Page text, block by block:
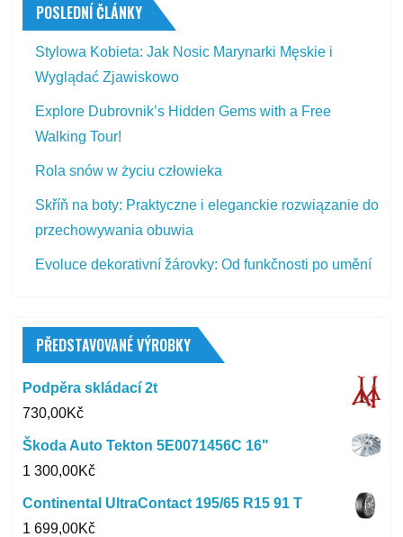
POSLEDNÍ ČLÁNKY
Stylowa Kobieta: Jak Nosic Marynarki Męskie i
Wyglądać Zjawiskowo
Explore Dubrovnik’s Hidden Gems with a Free
Walking Tour!
Rola snów w życiu człowieka
Skříň na boty: Praktyczne i eleganckie rozwiązanie do
przechowywania obuwia
Evoluce dekorativní žárovky: Od funkčnosti po umění
PŘEDSTAVOVANÉ VÝROBKY
Podpěra skládací 2t
730,00Kč
Škoda Auto Tekton 5E0071456C 16"
1 300,00Kč
Continental UltraContact 195/65 R15 91 T
1 699,00Kč